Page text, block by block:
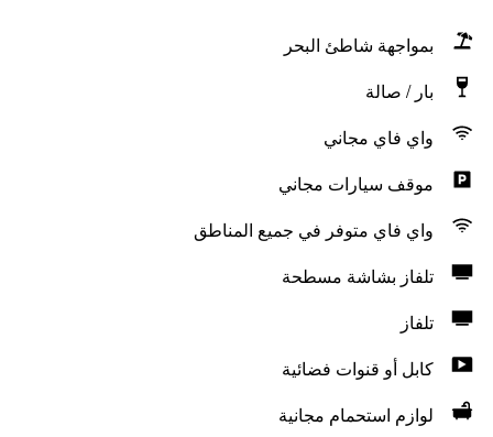
بمواجهة شاطئ البحر
بار / صالة
واي فاي مجاني
موقف سيارات مجاني
واي فاي متوفر في جميع المناطق
تلفاز بشاشة مسطحة
تلفاز
كابل أو قنوات فضائية
لوازم استحمام مجانية